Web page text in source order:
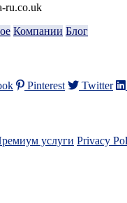
ru.co.uk
Компании Блог
Pinterest Twitter
услуги Privacy